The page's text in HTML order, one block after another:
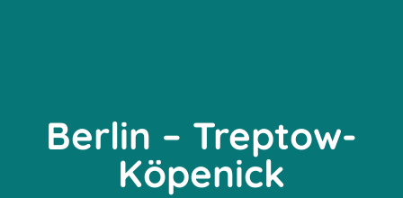
Berlin – Treptow-
Köpenick